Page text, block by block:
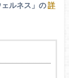
ェルネス」の詳